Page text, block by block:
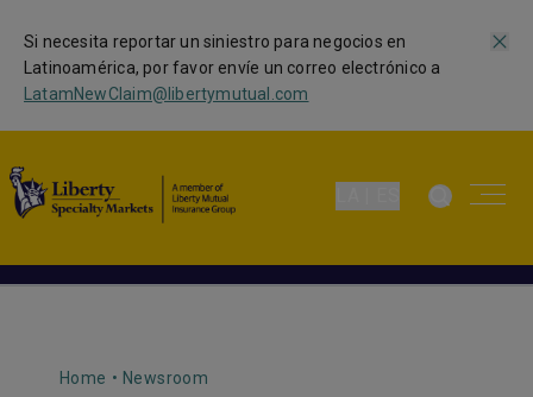
Si necesita reportar un siniestro para negocios en
Latinoamérica, por favor envíe un correo electrónico a
LatamNewClaim@libertymutual.com
Home • Newsroom